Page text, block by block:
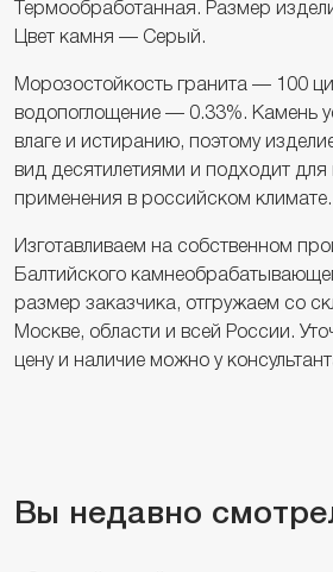
Термообработанная. Размер
Цвет камня — Серый.
Морозостойкость гранита — 100
водопоглощение — 0.33%. Камень
влаге и истиранию, поэтому
вид десятилетиями и подходит для
применения в российском климате.
Изготавливаем на собственном
Балтийского
размер заказчика, отгружаем со
Москве, области и всей России.
цену и наличие можно у
Вы недавно